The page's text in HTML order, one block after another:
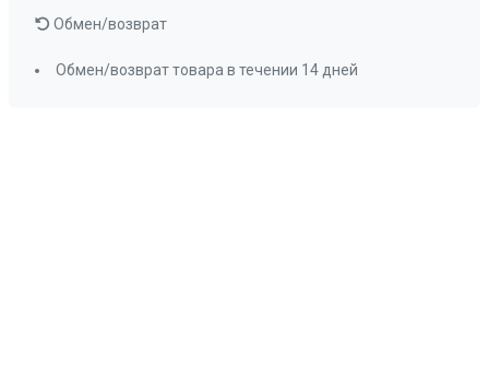
Обмен/возврат
Обмен/возврат товара в течении 14 дней